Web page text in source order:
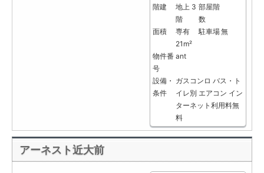
階建
地上 3
階
部屋階
数
面積
専有
21m²
駐車場無
物件番
号
ant
設備・
条件
ガスコンロ バス・ト
イレ別 エアコン イン
ターネット利用料無
料
アーネスト近大前